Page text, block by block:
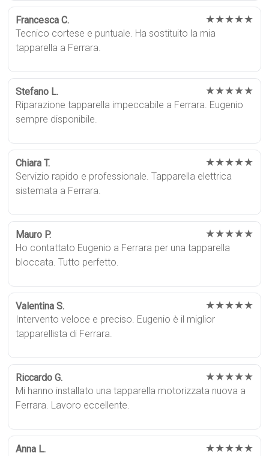
Francesca C. ★★★★★
Tecnico cortese e puntuale. Ha sostituito la mia
tapparella a Ferrara.
Stefano L. ★★★★★
Riparazione tapparella impeccabile a Ferrara. Eugenio
sempre disponibile.
Chiara T. ★★★★★
Servizio rapido e professionale. Tapparella elettrica
sistemata a Ferrara.
Mauro P. ★★★★★
Ho contattato Eugenio a Ferrara per una tapparella
bloccata. Tutto perfetto.
Valentina S. ★★★★★
Intervento veloce e preciso. Eugenio è il miglior
tapparellista di Ferrara.
Riccardo G. ★★★★★
Mi hanno installato una tapparella motorizzata nuova a
Ferrara. Lavoro eccellente.
Anna L. ★★★★★